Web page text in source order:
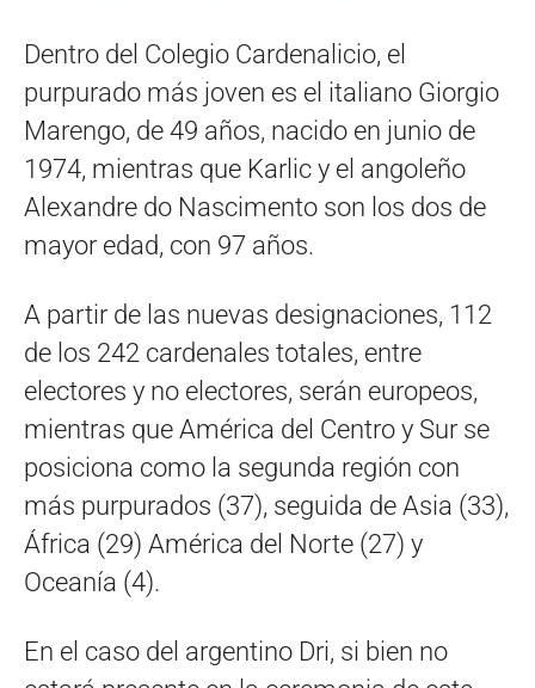
Dentro del Colegio Cardenalicio, el
purpurado más joven es el italiano Giorgio
Marengo, de 49 años, nacido en junio de
1974, mientras que Karlic y el angoleño
Alexandre do Nascimento son los dos de
mayor edad, con 97 años.
A partir de las nuevas designaciones, 112
de los 242 cardenales totales, entre
electores y no electores, serán europeos,
mientras que América del Centro y Sur se
posiciona como la segunda región con
más purpurados (37), seguida de Asia (33),
África (29) América del Norte (27) y
Oceanía (4).
En el caso del argentino Dri, si bien no